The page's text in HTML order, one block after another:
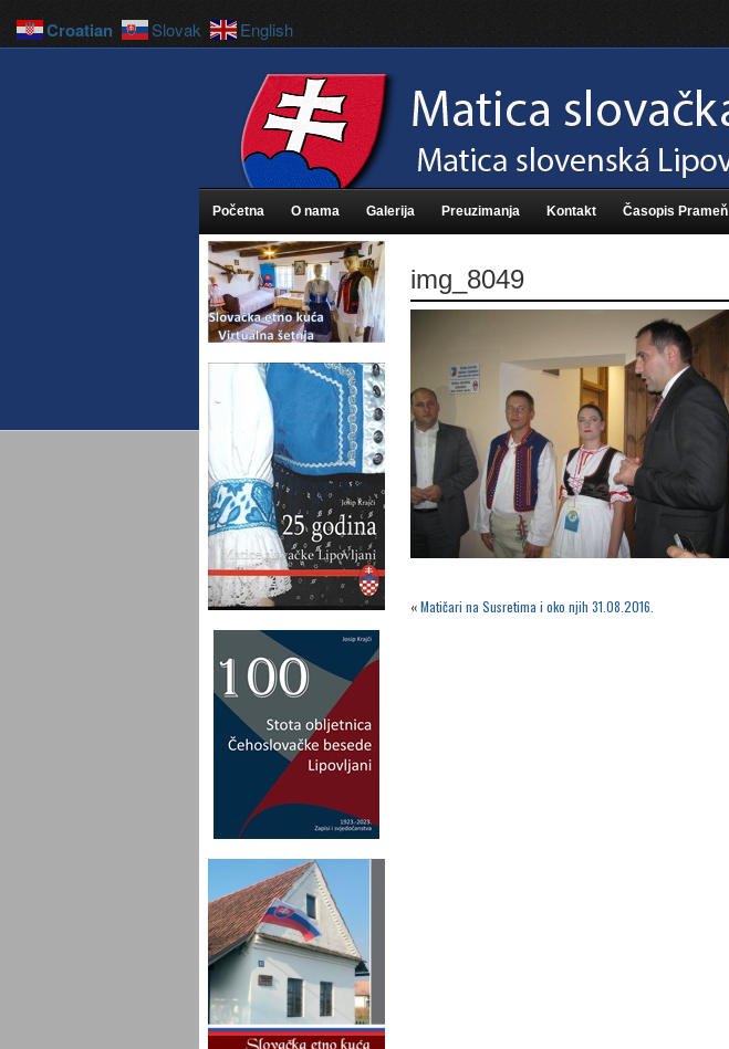
Početna O nama Galerija Preuzimanja Kontakt Časopis Prameň
img_8049
«Matičari na Susretima i oko njih 31.08.2016.
Croatian Slovak English